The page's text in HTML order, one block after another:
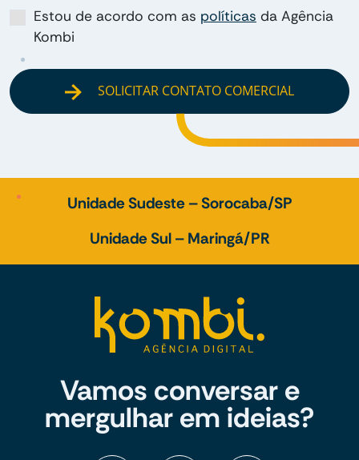
Estou de acordo com as políticas da Agência
Kombi
SOLICITAR CONTATO COMERCIAL
Unidade Sudeste – Sorocaba/SP
Unidade Sul – Maringá/PR
Vamos conversar e
mergulhar em ideias?